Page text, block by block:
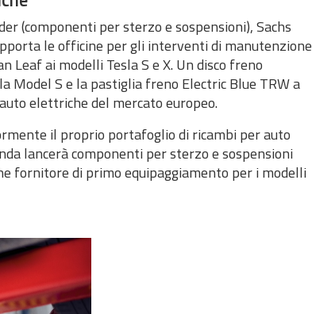
(componenti per sterzo e sospensioni), Sachs
le officine per gli interventi di manutenzione
Leaf ai modelli Tesla S e X. Un disco freno
Model S e la pastiglia freno Electric Blue TRW a
elettriche del mercato europeo.
il proprio portafoglio di ricambi per auto
lancerà componenti per sterzo e sospensioni
fornitore di primo equipaggiamento per i modelli